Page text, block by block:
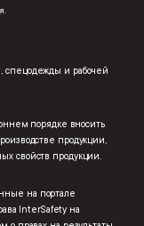
.
спецодежды и рабочей
порядке вносить
продукции,
свойств продукции.
на портале
InterSafety на